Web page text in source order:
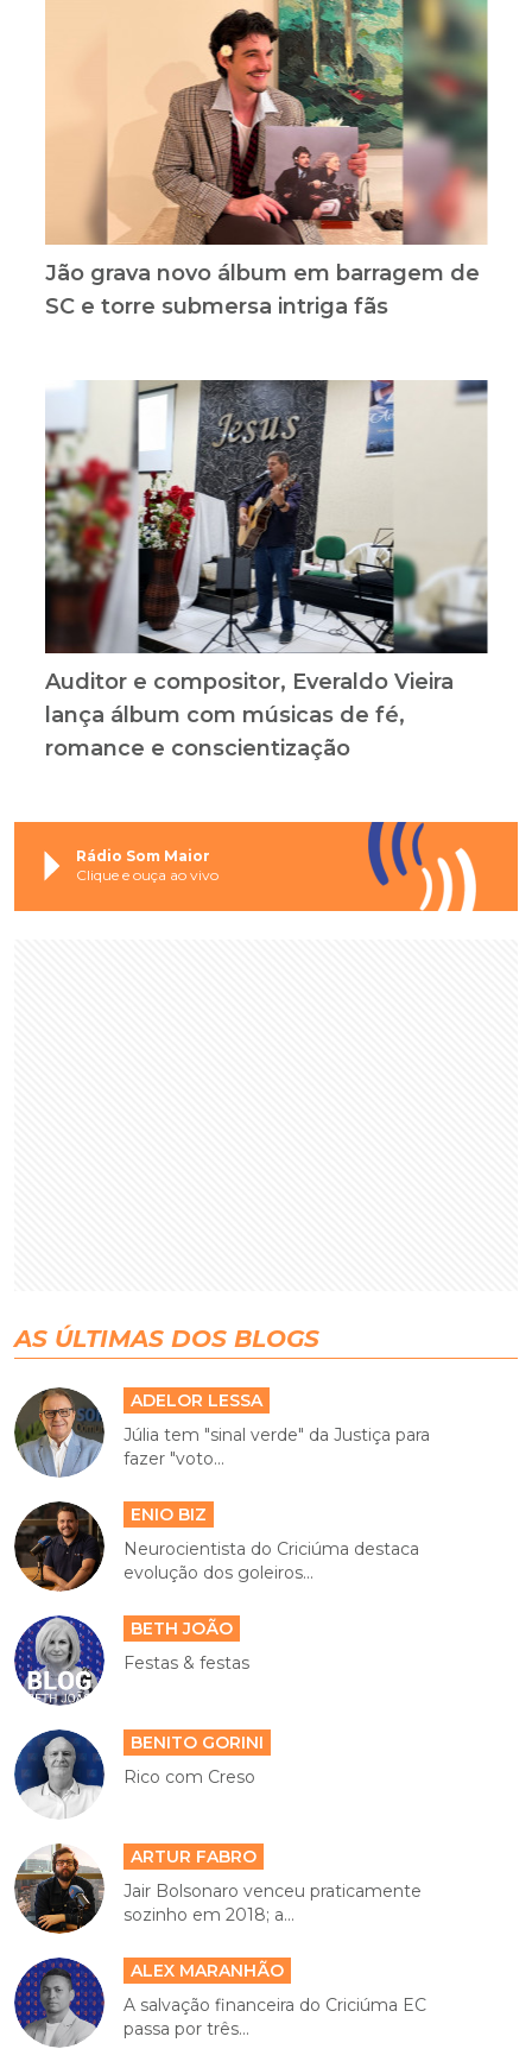
Jão grava novo álbum em barragem de
SC e torre submersa intriga fãs
Auditor e compositor, Everaldo Vieira
lança álbum com músicas de fé,
romance e conscientização
Rádio Som Maior
Clique e ouça ao vivo
AS ÚLTIMAS DOS BLOGS
ADELOR LESSA
Júlia tem "sinal verde" da Justiça para
fazer "voto...
ENIO BIZ
Neurocientista do Criciúma destaca
evolução dos goleiros...
BETH JOÃO
Festas & festas
BENITO GORINI
Rico com Creso
ARTUR FABRO
Jair Bolsonaro venceu praticamente
sozinho em 2018; a...
ALEX MARANHÃO
A salvação financeira do Criciúma EC
passa por três...